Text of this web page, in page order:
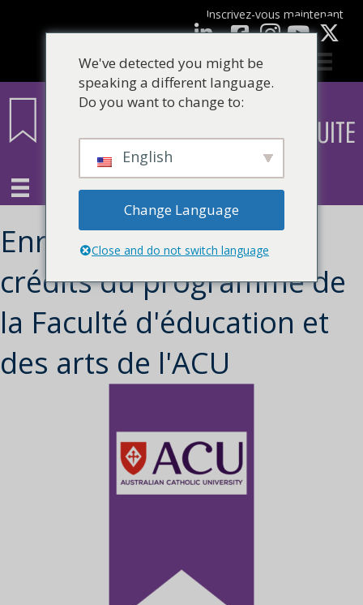
Inscrivez-vous maintenant
LinkedInFacebook Youtube
Enregistrement des
crédits du programme de
la Faculté d'éducation et
des arts de l'ACU
We've detected you might be
speaking a different language.
Do you want to change to:
English
Change Language
Close and do not switch language